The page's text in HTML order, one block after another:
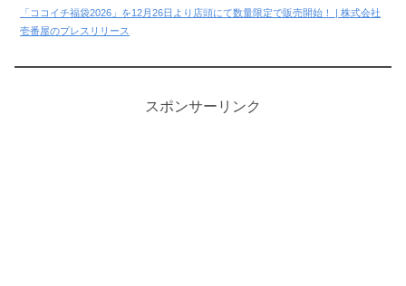
「ココイチ福袋2026」を12月26日より店頭にて数量限定で販売開始！ | 株式会社
壱番屋のプレスリリース
スポンサーリンク